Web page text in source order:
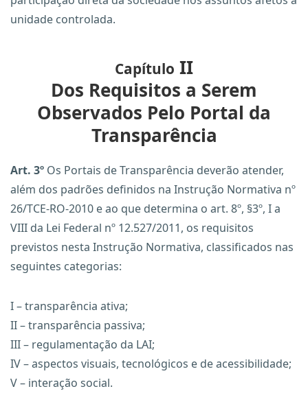
unidade controlada.
Capítulo II
Dos Requisitos a Serem
Observados Pelo Portal da
Transparência
Art. 3º Os Portais de Transparência deverão atender,
além dos padrões definidos na Instrução Normativa nº
26/TCE-RO-2010 e ao que determina o art. 8º, §3º, I a
VIII da Lei Federal nº 12.527/2011, os requisitos
previstos nesta Instrução Normativa, classificados nas
seguintes categorias:
I – transparência ativa;
II – transparência passiva;
III – regulamentação da LAI;
IV – aspectos visuais, tecnológicos e de acessibilidade;
V – interação social.